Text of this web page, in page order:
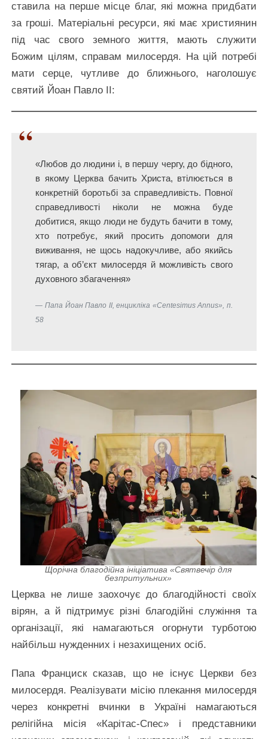
ставила на перше місце благ, які можна придбати
за гроші. Матеріальні ресурси, які має християнин
під час свого земного життя, мають служити
Божим цілям, справам милосердя. На цій потребі
мати серце, чутливе до ближнього, наголошує
святий Йоан Павло ІІ:
«Любов до людини і, в першу чергу, до бідного,
в якому Церква бачить Христа, втілюється в
конкретній боротьбі за справедливість. Повної
справедливості ніколи не можна буде
добитися, якщо люди не будуть бачити в тому,
хто потребує, який просить допомоги для
виживання, не щось надокучливе, або якийсь
тягар, а об’єкт милосердя й можливість свого
духовного збагачення»
Папа Йоан Павло ІІ, енцикліка «Centesimus Annus», п.
58
Щорічна благодійна ініціатива «Святвечір для
безпритульних»
Церква не лише заохочує до благодійності своїх
вірян, а й підтримує різні благодійні служіння та
організації, які намагаються огорнути турботою
найбільш нужденних і незахищених осіб.
Папа Франциск сказав, що не існує Церкви без
милосердя. Реалізувати місію плекання милосердя
через конкретні вчинки в Україні намагаються
релігійна місія «Карітас-Спес» і представники